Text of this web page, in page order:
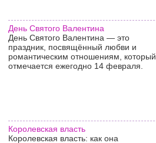
День Святого Валентина
День Святого Валентина — это
праздник, посвящённый любви и
романтическим отношениям, который
отмечается ежегодно 14 февраля.
Королевская власть
Королевская власть: как она